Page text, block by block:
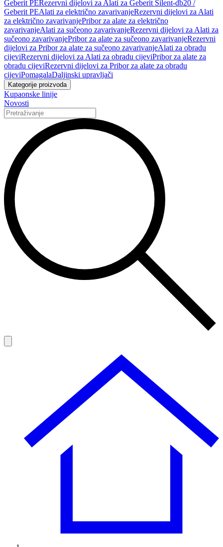
Geberit PERezervni dijelovi za Alati za Geberit Silent-db20 /
Geberit PEAlati za električno zavarivanjeRezervni dijelovi za Alati
za električno zavarivanjePribor za alate za električno
zavarivanjeAlati za sučeono zavarivanjeRezervni dijelovi za Alati za
sučeono zavarivanjePribor za alate za sučeono zavarivanjeRezervni
dijelovi za Pribor za alate za sučeono zavarivanjeAlati za obradu
cijeviRezervni dijelovi za Alati za obradu cijeviPribor za alate za
obradu cijeviRezervni dijelovi za Pribor za alate za obradu
cijeviPomagalaDaljinski upravljači
Kategorije proizvoda
Kupaonske linije
Novosti